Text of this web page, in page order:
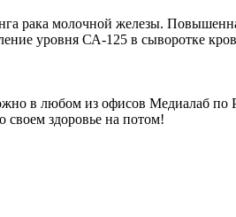
рака молочной железы.
уровня СА-125 в сыворотке
в любом из офисов Медиалаб по
своем здоровье на потом!